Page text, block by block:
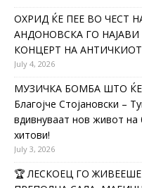
ОХРИД ЌЕ ПЕЕ ВО ЧЕСТ
АНДОНОВСКА ГО
КОНЦЕРТ НА АНТИЧКИОТ
July 4, 2026
МУЗИЧКА БОМБА ШТО ЌЕ
Благојче Стојановски –
вдивнуваат нов живот на
хитови!
July 3, 2026
🏆 ЛЕСКОЕЦ ГО